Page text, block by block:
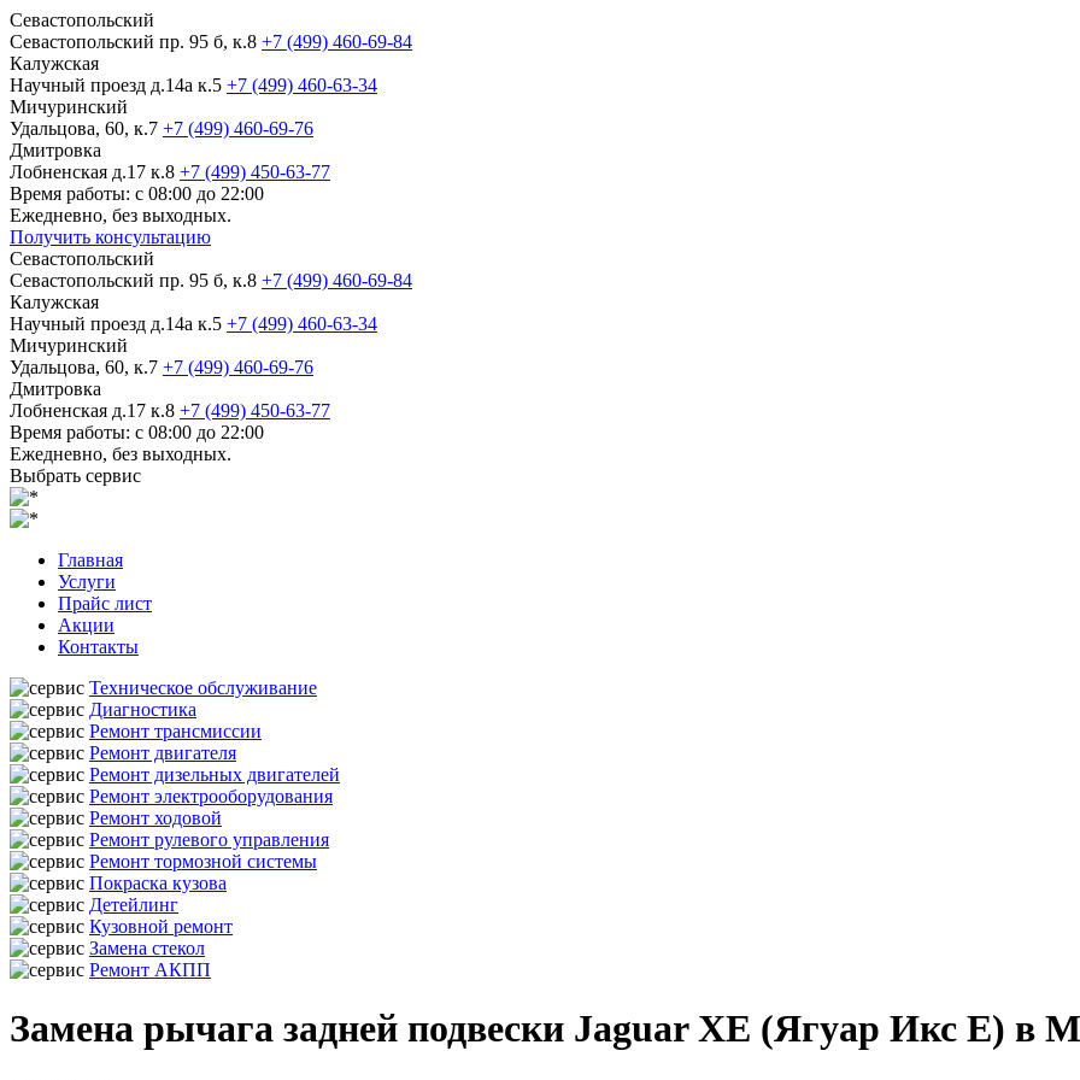
Севастопольский
Севастопольский пр. 95 б, к.8 +7 (499) 460-69-84
Калужская
Научный проезд д.14а к.5 +7 (499) 460-63-34
Мичуринский
Удальцова, 60, к.7 +7 (499) 460-69-76
Дмитровка
Лобненская д.17 к.8 +7 (499) 450-63-77
Время работы: с 08:00 до 22:00
Ежедневно, без выходных.
Получить консультацию
Севастопольский
Севастопольский пр. 95 б, к.8 +7 (499) 460-69-84
Калужская
Научный проезд д.14а к.5 +7 (499) 460-63-34
Мичуринский
Удальцова, 60, к.7 +7 (499) 460-69-76
Дмитровка
Лобненская д.17 к.8 +7 (499) 450-63-77
Время работы: с 08:00 до 22:00
Ежедневно, без выходных.
Выбрать сервис
Главная
Услуги
Прайс лист
Акции
Контакты
Техническое обслуживание
Диагностика
Ремонт трансмиссии
Ремонт двигателя
Ремонт дизельных двигателей
Ремонт электрооборудования
Ремонт ходовой
Ремонт рулевого управления
Ремонт тормозной системы
Покраска кузова
Детейлинг
Кузовной ремонт
Замена стекол
Ремонт АКПП
Замена рычага задней подвески Jaguar XE (Ягуар Икс Е) в